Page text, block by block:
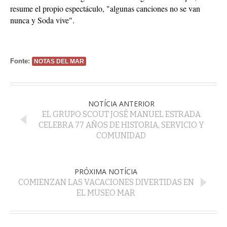
resume el propio espectáculo, "algunas canciones no se van
nunca y Soda vive".
Fonte: NOTAS DEL MAR
NOTÍCIA ANTERIOR
EL GRUPO SCOUT JOSÉ MANUEL ESTRADA
CELEBRA 77 AÑOS DE HISTORIA, SERVICIO Y
COMUNIDAD
PRÓXIMA NOTÍCIA
COMIENZAN LAS VACACIONES DIVERTIDAS EN
EL MUSEO MAR